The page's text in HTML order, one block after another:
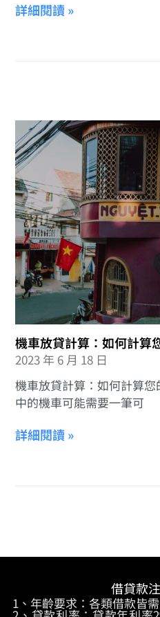
詳細閱讀 »
機車放貸計算：如何計算
2023 年 6 月 18 日
機車放貸計算：如何計算
中的機車可能需要一筆可
詳細閱讀 »
借貸款
1、年齡要求：各類借款皆